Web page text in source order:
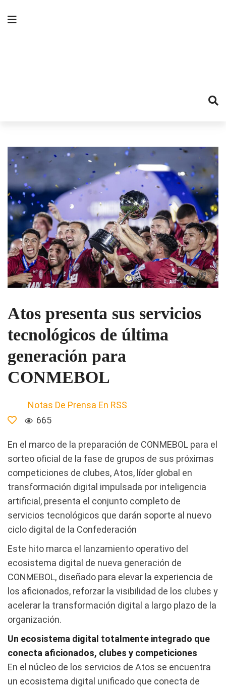
Atos presenta sus servicios
tecnológicos de última
generación para
CONMEBOL
Notas De Prensa En RSS
665
En el marco de la preparación de CONMEBOL para el
sorteo oficial de la fase de grupos de sus próximas
competiciones de clubes, Atos, líder global en
transformación digital impulsada por inteligencia
artificial, presenta el conjunto completo de
servicios tecnológicos que darán soporte al nuevo
ciclo digital de la Confederación
Este hito marca el lanzamiento operativo del
ecosistema digital de nueva generación de
CONMEBOL, diseñado para elevar la experiencia de
los aficionados, reforzar la visibilidad de los clubes y
acelerar la transformación digital a largo plazo de la
organización.
Un ecosistema digital totalmente integrado que
conecta aficionados, clubes y competiciones
En el núcleo de los servicios de Atos se encuentra
un ecosistema digital unificado que conecta de